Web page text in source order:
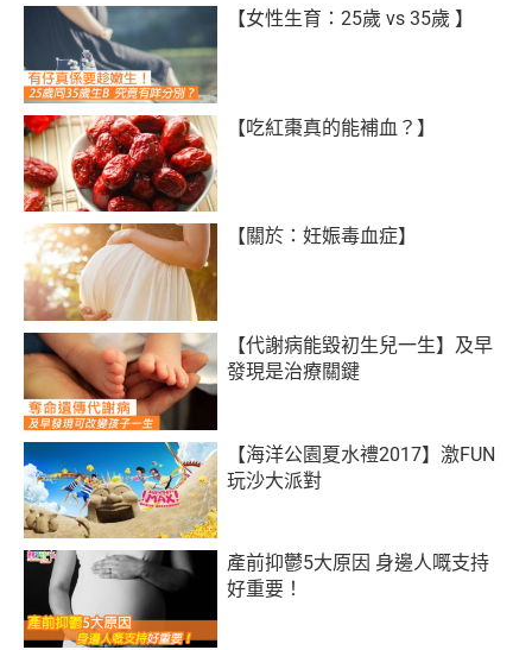
【女性生育：25歲 vs 35歲 】
【吃紅棗真的能補血？】
【關於：妊娠毒血症】
【代謝病能毀初生兒一生】及早
發現是治療關鍵
【海洋公園夏水禮2017】激FUN
玩沙大派對
產前抑鬱5大原因 身邊人嘅支持
好重要！